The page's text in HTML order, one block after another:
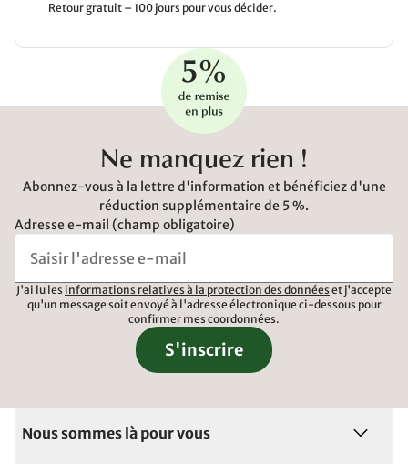
Retour gratuit – 100 jours pour vous décider.
Ne manquez rien !
Abonnez-vous à la lettre d'information et bénéficiez d'une
réduction supplémentaire de 5 %.
Adresse e-mail (champ obligatoire)
J'ai lu les informations relatives à la protection des données et j'accepte
qu'un message soit envoyé à l'adresse électronique ci-dessous pour
confirmer mes coordonnées.
S'inscrire
Nous sommes là pour vous